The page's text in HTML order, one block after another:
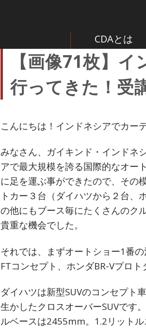
CDAとは
【画像71枚】
行ってきた！受
こんにちは！インドネシアでカー
みなさん、ガイキンド・インドネ
アで最大規模を誇る国際的なオー
に足を運ぶ事ができたので、その
トカー３台（ダイハツから２台
の他にもブース毎にたくさんのク
貴重な機会でした。
それでは、まずオートショー1番
FTコンセプト、ホンダBR-Vプロ
ダイハツは新型SUVのコンセプト
生かしたクロスオーバーSUVです
ルベースは2455mm。1.2リット